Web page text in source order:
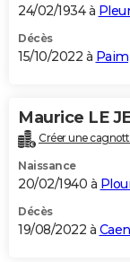
24/02/1934 à
Décès
15/10/2022 à
Maurice LE
Créer une
Naissance
20/02/1940 à
Décès
19/08/2022 à Caen